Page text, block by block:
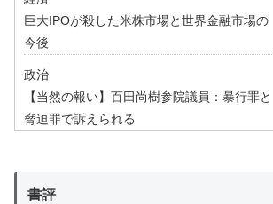
巨大IPOが殺した米株市場と世界金融市場の
今後
政治
【当然の報い】百田尚樹参院議員：暴行罪と
脅迫罪で訴えられる
書評